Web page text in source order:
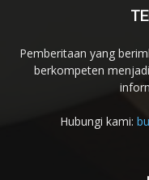
Pemberitaan yang
berkompeten
Hubungi kami: